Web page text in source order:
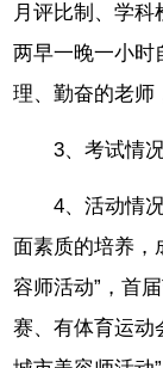
月评比制、学科
两早一晚一小时
理、勤奋的老师
3、考试情
4、活动情
面素质的培养，
容师活动”，首
赛、有体育运动